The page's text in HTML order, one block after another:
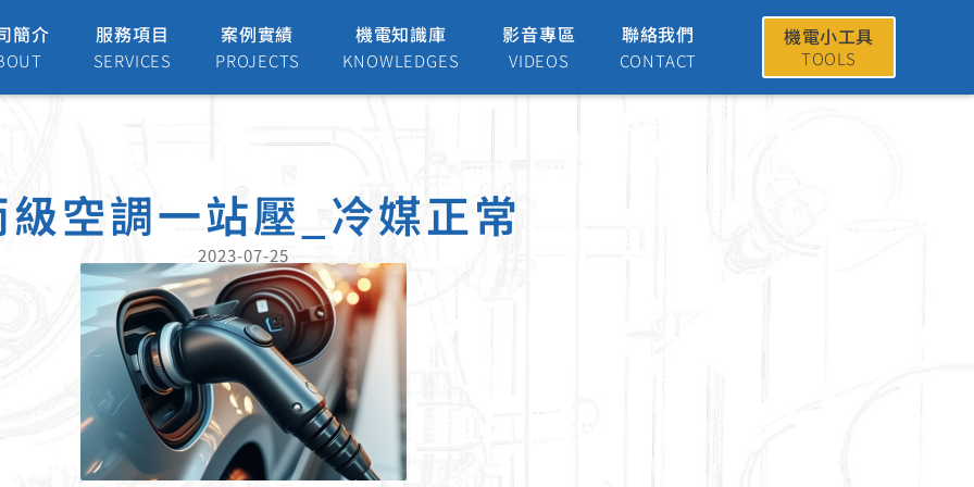
簡介 服務項目
SERVICES
案例實績
PROJECTS
機電知識庫
KNOWLEDGES
影音專區
VIDEOS
聯絡我們
CONTACT
機電小工具
TOOLS
級空調一站壓_冷媒正常
2023-07-25